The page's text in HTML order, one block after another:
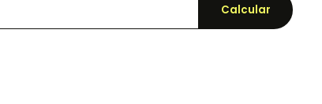
Calcular